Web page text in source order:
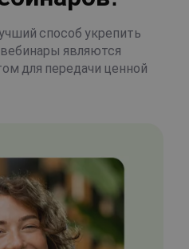
способ укрепить
являются
для передачи ценной